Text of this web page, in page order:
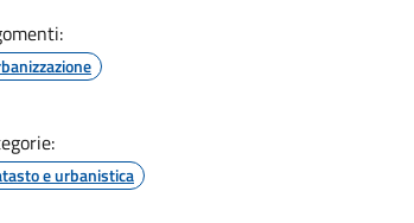
e urbanistica